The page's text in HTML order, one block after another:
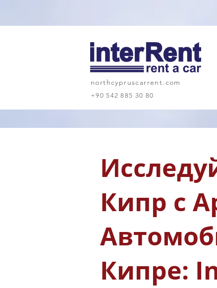
northcypruscarrent.com
+90 542 885 30 80
Кипр с
Кипре: